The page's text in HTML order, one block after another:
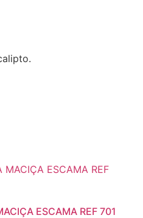
ESCAMA REF 701